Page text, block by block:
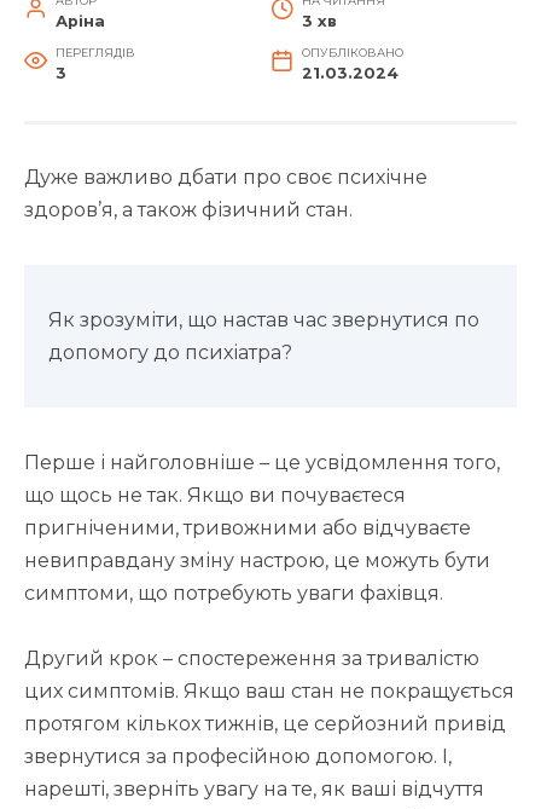
Аріна 3 хв
ПЕРЕГЛЯДІВ
3
ОПУБЛІКОВАНО
21.03.2024
Дуже важливо дбати про своє психічне
здоров’я, а також фізичний стан.
Як зрозуміти, що настав час звернутися по
допомогу до психіатра?
Перше і найголовніше – це усвідомлення того,
що щось не так. Якщо ви почуваєтеся
пригніченими, тривожними або відчуваєте
невиправдану зміну настрою, це можуть бути
симптоми, що потребують уваги фахівця.
Другий крок – спостереження за тривалістю
цих симптомів. Якщо ваш стан не покращується
протягом кількох тижнів, це серйозний привід
звернутися за професійною допомогою. І,
нарешті, зверніть увагу на те, як ваші відчуття